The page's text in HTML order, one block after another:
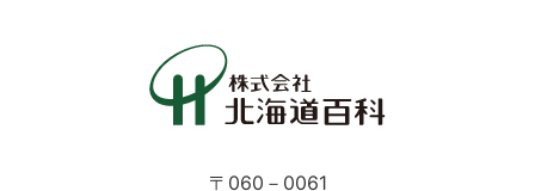
〒060－0061